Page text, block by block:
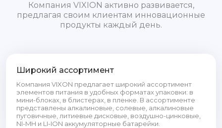
Компания VIXION активно развивается,
предлагая своим клиентам инновационные
продукты каждый день.
Широкий ассортимент
Компания VIXON предлагает широкий ассортимент
элементов питания в удобных форматах упаковки: в
мини-блоках, в блистерах, в пленке. В ассортименте
представлены алкалиновые, солевые, алкалиновые
пуговичные, литиевые дисковые, воздушно-цинковые,
NI-MH и LI-ION аккумуляторные батарейки.